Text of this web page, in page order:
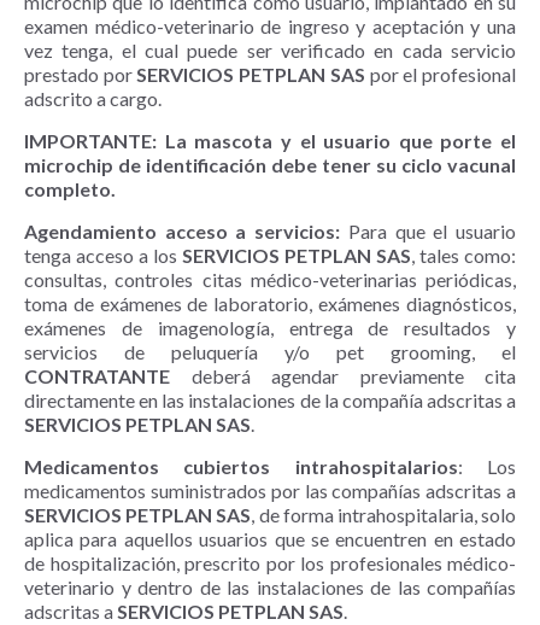
examen médico-veterinario de ingreso y aceptación y una
vez tenga, el cual puede ser verificado en cada servicio
prestado porSERVICIOS PETPLAN SAS por el profesional
adscrito a cargo.
IMPORTANTE: La mascota y el usuario que porte el
microchip de identificación debe tener su ciclo vacunal
completo.
Agendamiento acceso a servicios: Para que el usuario
tenga acceso a los SERVICIOS PETPLAN SAS, tales como:
consultas, controles citas médico-veterinarias periódicas,
toma de exámenes de laboratorio, exámenes diagnósticos,
exámenes de imagenología, entrega de resultados y
servicios de peluquería y/o pet grooming, el
CONTRATANTE deberá agendar previamente cita
directamente en las instalaciones de la compañía adscritas a
SERVICIOS PETPLAN SAS.
Medicamentos cubiertos intrahospitalarios: Los
medicamentos suministrados por las compañías adscritas a
SERVICIOS PETPLAN SAS, de forma intrahospitalaria, solo
aplica para aquellos usuarios que se encuentren en estado
de hospitalización, prescrito por los profesionales médico-
veterinario y dentro de las instalaciones de las compañías
adscritas aSERVICIOS PETPLAN SAS.